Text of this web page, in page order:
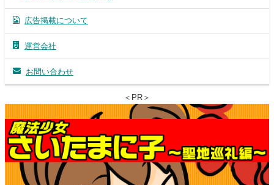
広告掲載について
運営会社
お問い合わせ
＜PR＞